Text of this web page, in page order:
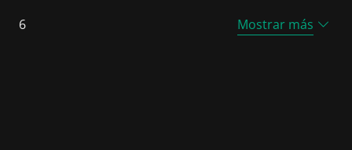
6 Mostrar más